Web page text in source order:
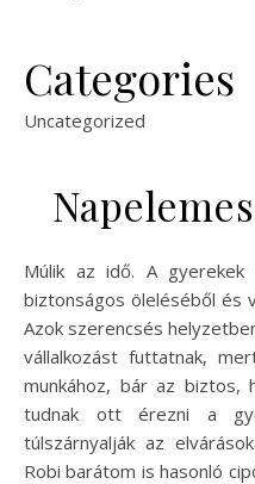
Categories
Uncategorized
Múlik az idő. A gyerekek felnőnek. Kikerülnek az iskola
biztonságos öleléséből és
Azok szerencsés
vállalkozást futtatnak,
munkához, bár az biztos,
tudnak ott érezni a
túlszárnyalják az
Robi barátom is hasonló